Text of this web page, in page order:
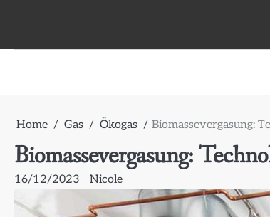
Home Gas Ökogas Biomassevergasung:
Biomassevergasung:
16/12/2023 Nicole